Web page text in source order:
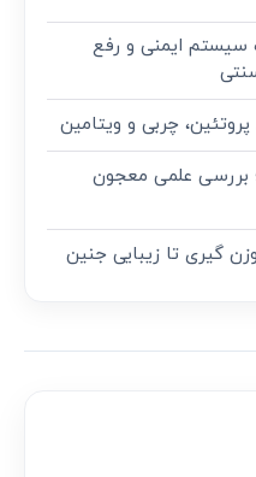
ایمنی و رفع
چربی و ویتامین
بررسی علمی معجون
گیری تا زیبایی جنین